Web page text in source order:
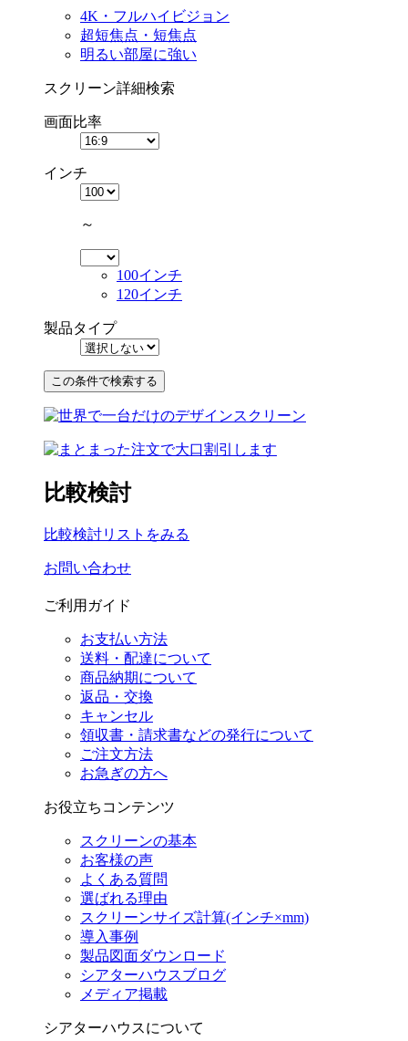
4K・フルハイビジョン
超短焦点・短焦点
明るい部屋に強い
スクリーン詳細検索
画面比率
インチ
～
100インチ
120インチ
製品タイプ
比較検討
比較検討リストをみる
お問い合わせ
ご利用ガイド
お支払い方法
送料・配達について
商品納期について
返品・交換
キャンセル
領収書・請求書などの発行について
ご注文方法
お急ぎの方へ
お役立ちコンテンツ
スクリーンの基本
お客様の声
よくある質問
選ばれる理由
スクリーンサイズ計算(インチ×mm)
導入事例
製品図面ダウンロード
シアターハウスブログ
メディア掲載
シアターハウスについて